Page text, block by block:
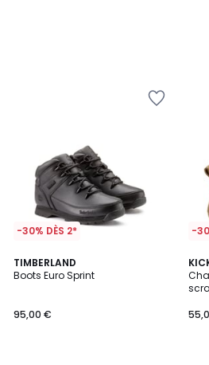
-30% DÈS 2*
TIMBERLAND
Boots Euro Sprint
95,00 €
4,4
/ 5
-
5
/
5
2